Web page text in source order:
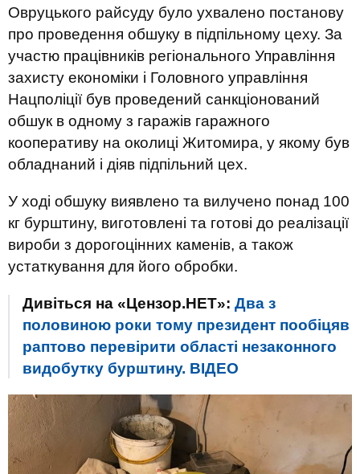
Овруцького райсуду було ухвалено постанову
про проведення обшуку в підпільному цеху. За
участю працівників регіонального Управління
захисту економіки і Головного управління
Нацполіції був проведений санкціонований
обшук в одному з гаражів гаражного
кооперативу на околиці Житомира, у якому був
обладнаний і діяв підпільний цех.
У ході обшуку виявлено та вилучено понад 100
кг бурштину, виготовлені та готові до реалізації
вироби з дорогоцінних каменів, а також
устаткування для його обробки.
Дивіться на «Цензор.НЕТ»: Два з
половиною роки тому президент пообіцяв
раптово перевірити області незаконного
видобутку бурштину. ВІДЕО